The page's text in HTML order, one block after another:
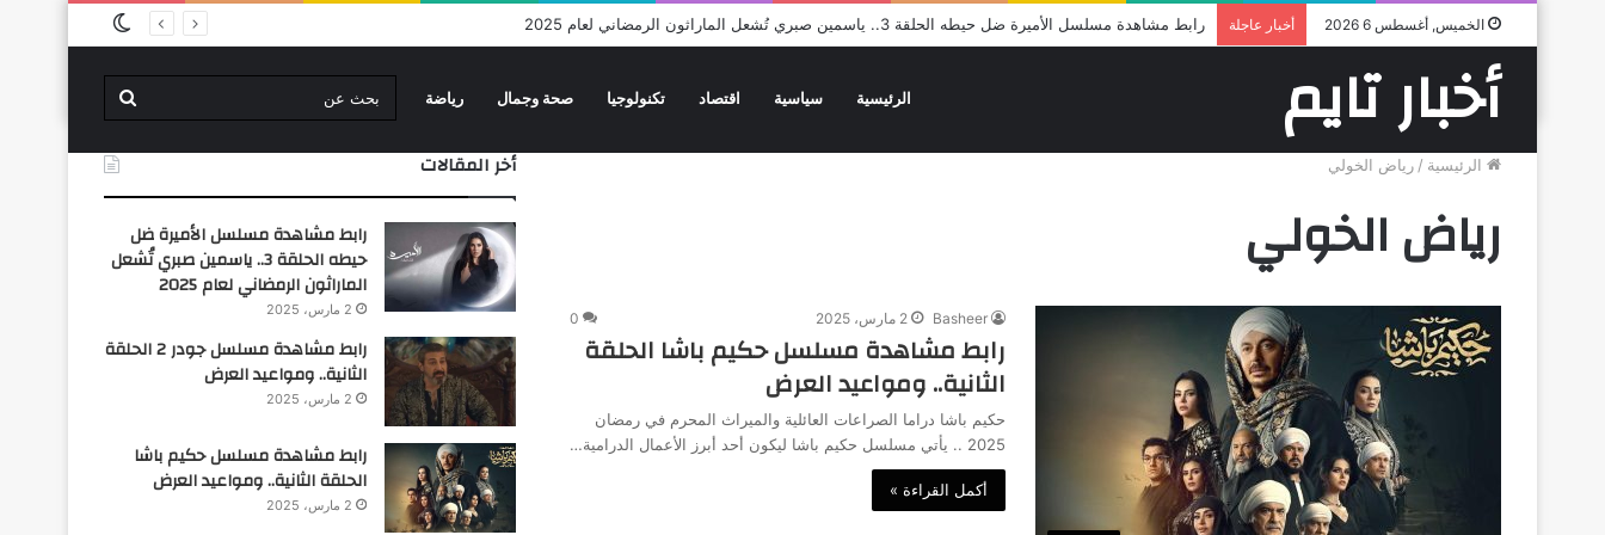
الخميس, أغسطس 6 2026 أخبار عاجلة رابط مشاهدة مسلسل الأميرة ضل حيطه الحلقة 3.. ياسمين صبري تُشعل الماراثون الرمضاني لعام 2025
الوضع
أخبار تايم الرئيسية سياسية اقتصاد تكنولوجيا صحة وجمال رياضة بحث
عن
الرئيسية / رياض الخولي
رياض الخولي
Basheer 2 مارس، 2025 0
رابط مشاهدة مسلسل حكيم باشا الحلقة
الثانية.. ومواعيد العرض
حكيم باشا دراما الصراعات العائلية والميراث المحرم في رمضان
2025 .. يأتي مسلسل حكيم باشا ليكون أحد أبرز الأعمال الدرامية…
أكمل القراءة »
أخر المقالات
رابط مشاهدة مسلسل الأميرة ضل
حيطه الحلقة 3.. ياسمين صبري تُشعل
الماراثون الرمضاني لعام 2025
2 مارس، 2025
رابط مشاهدة مسلسل جودر 2 الحلقة
الثانية.. ومواعيد العرض
2 مارس، 2025
رابط مشاهدة مسلسل حكيم باشا
الحلقة الثانية.. ومواعيد العرض
2 مارس، 2025